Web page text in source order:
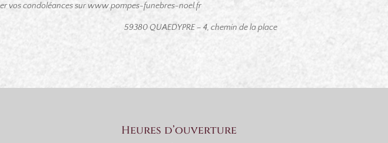
vos condoléances sur www.pompes-funebres-noel.fr
59380 QUAEDYPRE – 4, chemin de la place
Heures d’ouverture